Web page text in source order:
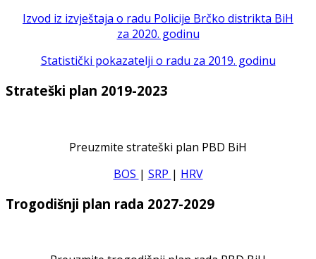
Izvod iz izvještaja o radu Policije Brčko distrikta BiH
za 2020. godinu
Statistički pokazatelji o radu za 2019. godinu
Strateški plan 2019-2023
Preuzmite strateški plan PBD BiH
BOS | SRP | HRV
Trogodišnji plan rada 2027-2029